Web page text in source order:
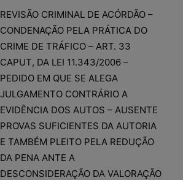
REVISÃO CRIMINAL DE ACÓRDÃO –
CONDENAÇÃO PELA PRÁTICA DO
CRIME DE TRÁFICO – ART. 33
CAPUT, DA LEI 11.343/2006 –
PEDIDO EM QUE SE ALEGA
JULGAMENTO CONTRÁRIO A
EVIDÊNCIA DOS AUTOS – AUSENTE
PROVAS SUFICIENTES DA AUTORIA
E TAMBÉM PLEITO PELA REDUÇÃO
DA PENA ANTE A
DESCONSIDERAÇÃO DA VALORAÇÃO